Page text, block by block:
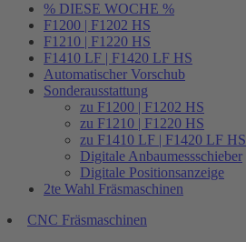
% DIESE WOCHE %
F1200 | F1202 HS
F1210 | F1220 HS
F1410 LF | F1420 LF HS
Automatischer Vorschub
Sonderausstattung
zu F1200 | F1202 HS
zu F1210 | F1220 HS
zu F1410 LF | F1420 LF HS
Digitale Anbaumessschieber
Digitale Positionsanzeige
2te Wahl Fräsmaschinen
CNC Fräsmaschinen